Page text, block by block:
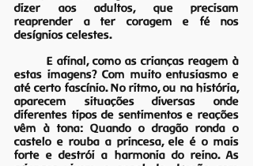
dizer aos adultos, que precisam
reaprender a ter coragem e fé nos
desígnios celestes.
estas imagens? Com muito entusiasmo e
até certo fascínio. No ritmo, ou na história,
aparecem situações diversas onde
diferentes tipos de sentimentos e reações
vêm à tona: Quando o dragão ronda o
castelo e rouba a princesa, ele é o mais
forte e destrói a harmonia do reino. As